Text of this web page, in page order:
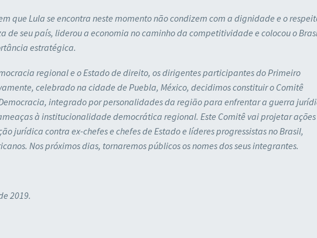
que Lula se encontra neste momento não condizem com a dignidade e o
de seu país, liderou a economia no caminho da competitividade e colocou o
estratégica.
regional e o Estado de direito, os dirigentes participantes do Primeiro
celebrado na cidade de Puebla, México, decidimos constituir o Comitê
integrado por personalidades da região para enfrentar a guerra
à institucionalidade democrática regional. Este Comitê vai projetar ações
jurídica contra ex-chefes e chefes de Estado e líderes progressistas no Brasil,
Nos próximos dias, tornaremos públicos os nomes dos seus integrantes.
2019.